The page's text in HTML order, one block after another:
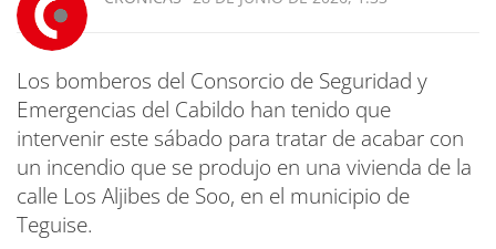
Los bomberos del Consorcio de Seguridad y
Emergencias del Cabildo han tenido que
intervenir este sábado para tratar de acabar con
un incendio que se produjo en una vivienda de la
calle Los Aljibes de Soo, en el municipio de
Teguise.